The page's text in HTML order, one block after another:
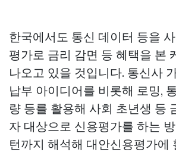
한국에서도 통신 데이터 등을
평가로 금리 감면 등 혜택을 본
나오고 있을 것입니다. 통신사
납부 아이디어를 비롯해 로밍,
량 등를 활용해 사회 초년생 등
자 대상으로 신용평가를 하는
턴까지 해석해 대안신용평가에